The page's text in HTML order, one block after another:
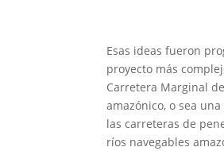
Esas ideas fueron
proyecto más
Carretera Marginal
amazónico, o sea
las carreteras de
ríos navegables